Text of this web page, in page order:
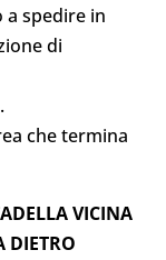
a spedire in
di
che termina
VICINA
DIETRO